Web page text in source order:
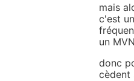
mais
c'est
un
donc
cèdent